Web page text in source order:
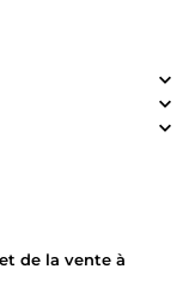
de la vente à